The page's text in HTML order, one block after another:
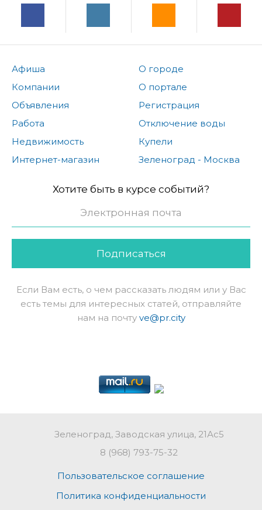
Афиша
Компании
Объявления
Работа
Недвижимость
Интернет-магазин
О городе
О портале
Регистрация
Отключение воды
Купели
Зеленоград - Москва
Хотите быть в курсе событий?
Подписаться
Если Вам есть, о чем рассказать людям или у Вас
есть темы для интересных статей, отправляйте
нам на почту ve@pr.city
Зеленоград, Заводская улица, 21Ас5
8 (968) 793-75-32
Пользовательское соглашение
Политика конфиденциальности